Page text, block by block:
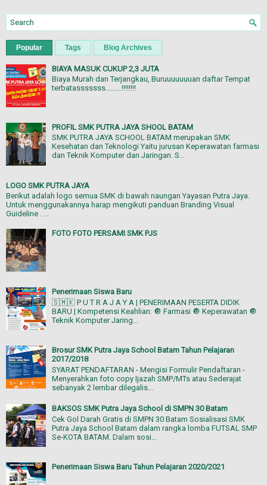
Popular Tags Blog Archives
BIAYA MASUK CUKUP 2,3 JUTA
Biaya Murah dan Terjangkau, Buruuuuuuuan daftar Tempat
terbatasssssss.........!!!!!!!!
PROFIL SMK PUTRA JAYA SHOOL BATAM
SMK PUTRA JAYA SCHOOL BATAM merupakan SMK
Kesehatan dan Teknologi Yaitu jurusan Keperawatan farmasi
dan Teknik Komputer dan Jaringan. S...
LOGO SMK PUTRA JAYA
Berikut adalah logo semua SMK di bawah naungan Yayasan Putra Jaya.
Untuk menggunakannya harap mengikuti panduan Branding Visual
Guideline . ...
FOTO FOTO PERSAMI SMK PJS
Penerimaan Siswa Baru
🇸‌🇲‌🇰‌ P U T R A J A Y A‌ | PENERIMAAN PESERTA DIDIK
BARU | Kompetensi Keahlian: 🔘 Farmasi 🔘 Keperawatan 🔘
Teknik Komputer Jaring...
Brosur SMK Putra Jaya School Batam Tahun Pelajaran
2017/2018
SYARAT PENDAFTARAN - Mengisi Formulir Pendaftaran -
Menyerahkan foto copy Ijazah SMP/MTs atau Sederajat
sebanyak 2 lembar dilegalis...
BAKSOS SMK Putra Jaya School di SMPN 30 Batam
Cek Gol Darah Gratis di SMPN 30 Batam Sosialisasi SMK
Putra Jaya School Batam dalam rangka lomba FUTSAL SMP
Se-KOTA BATAM. Dalam sosi...
Penerimaan Siswa Baru Tahun Pelajaran 2020/2021